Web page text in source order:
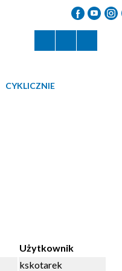
CYKLICZNIE
Użytkownik
kskotarek